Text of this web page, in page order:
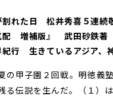
割れた日 松井秀喜５連
配 増補版』 武田砂鉄
紀行 生きているアジア
甲子園２回戦。明徳義
る伝説を生んだ。（１）